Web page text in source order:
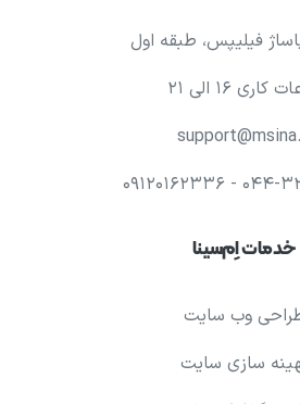
فیلیپس، طبقه اول
کاری ۱۶ الی ۲۱
خدمات اِم‌سینا
وب سایت
سازی سایت